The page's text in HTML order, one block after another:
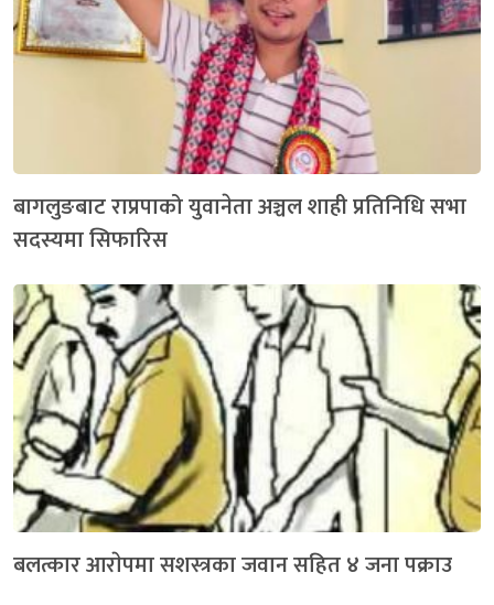
बागलुङबाट राप्रपाको युवानेता अञ्चल शाही प्रतिनिधि सभा
सदस्यमा सिफारिस
बलत्कार आराेपमा सशस्त्रका जवान सहित ४ जना पक्राउ